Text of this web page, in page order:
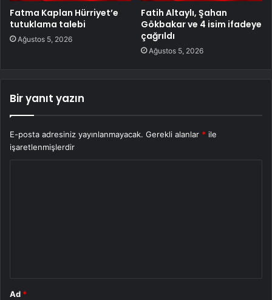
Fatma Kaplan Hürriyet’e
tutuklama talebi
Ağustos 5, 2026
Fatih Altaylı, Şahan
Gökbakar ve 4 isim ifadeye
çağrıldı
Ağustos 5, 2026
Bir yanıt yazın
E-posta adresiniz yayınlanmayacak. Gerekli alanlar * ile
işaretlenmişlerdir
Ad *